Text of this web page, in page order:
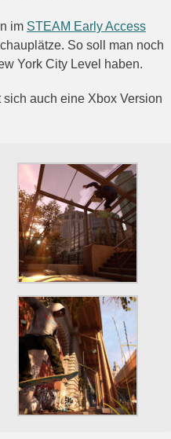
im STEAM Early Access
So soll man noch
York City Level haben.
auch eine Xbox Version